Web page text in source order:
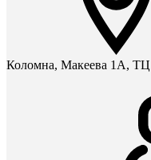
Коломна, Макеева 1А, ТЦ